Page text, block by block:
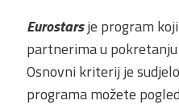
Eurostarsje program
partnerima u
Osnovni kriterij je
programa možete